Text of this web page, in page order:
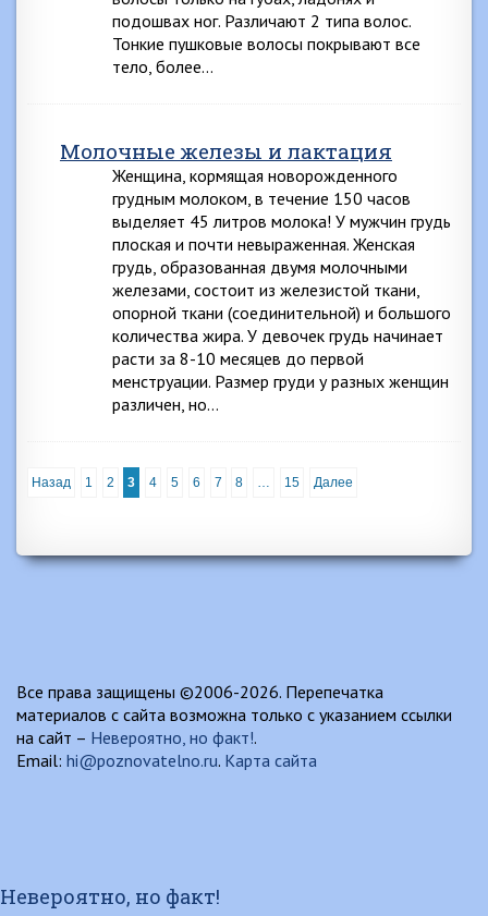
подошвах ног. Различают 2 типа волос.
Тонкие пушковые волосы покрывают все
тело, более…
Молочные железы и лактация
Женщина, кормящая новорожденного
грудным молоком, в течение 150 часов
выделяет 45 литров молока! У мужчин грудь
плоская и почти невыраженная. Женская
грудь, образованная двумя молочными
железами, состоит из железистой ткани,
опорной ткани (соединительной) и большого
количества жира. У девочек грудь начинает
расти за 8-10 месяцев до первой
менструации. Размер груди у разных женщин
различен, но…
Назад 1 2 3 4 5 6 7 8 … 15 Далее
Все права защищены ©2006-2026. Перепечатка
материалов с сайта возможна только с указанием ссылки
на сайт – Невероятно, но факт!.
Email: hi@poznovatelno.ru. Карта сайта
Невероятно, но факт!